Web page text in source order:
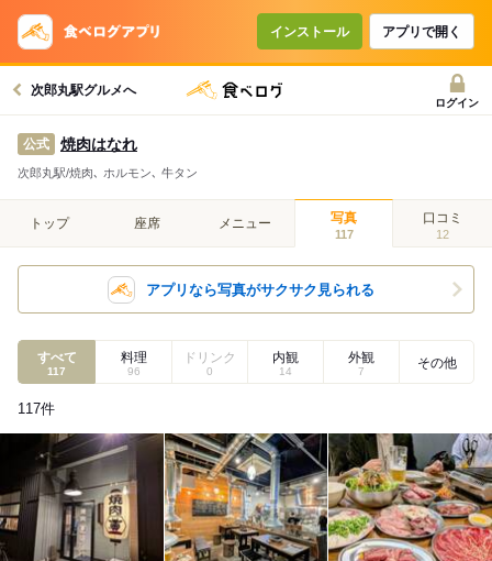
インストール アプリで開く
次郎丸駅グルメへ
ログイン
公式 焼肉はなれ
次郎丸駅/焼肉､ ホルモン､ 牛タン
トップ 座席 メニュー 写真
117
口コミ
12
アプリなら写真がサクサク見られる
すべて
117
料理
96
ドリンク
0
内観
14
外観
7
その他
117件